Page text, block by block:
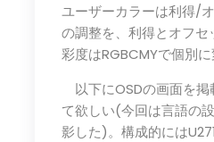
ユーザーカラーは利得/
の調整を、利得とオフセ
彩度はRGBCMYで個別に
以下にOSDの画面を掲
て欲しい(今回は言語の
影した)。構成的には